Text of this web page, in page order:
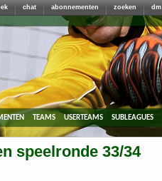
chat abonnementen zoeken dm
teams userteams subleagues
speelronde 33/34